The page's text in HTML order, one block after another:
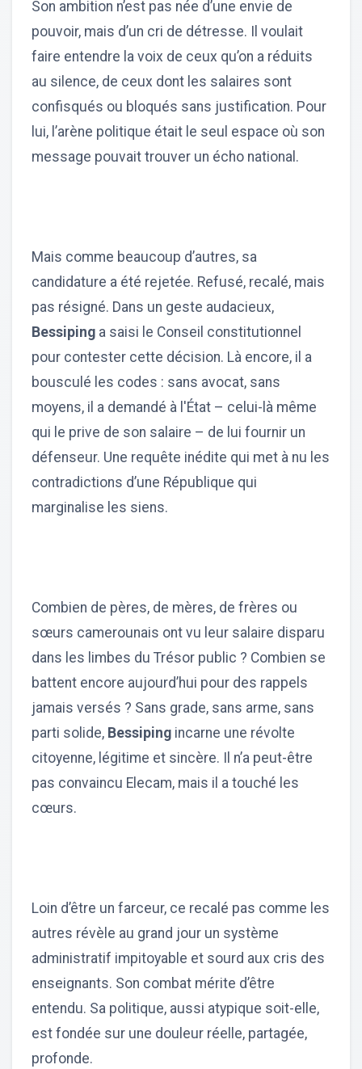
Son ambition n’est pas née d’une envie de
pouvoir, mais d’un cri de détresse. Il voulait
faire entendre la voix de ceux qu’on a réduits
au silence, de ceux dont les salaires sont
confisqués ou bloqués sans justification. Pour
lui, l’arène politique était le seul espace où son
message pouvait trouver un écho national.
Mais comme beaucoup d’autres, sa
candidature a été rejetée. Refusé, recalé, mais
pas résigné. Dans un geste audacieux,
Bessiping a saisi le Conseil constitutionnel
pour contester cette décision. Là encore, il a
bousculé les codes : sans avocat, sans
moyens, il a demandé à l'État – celui-là même
qui le prive de son salaire – de lui fournir un
défenseur. Une requête inédite qui met à nu les
contradictions d’une République qui
marginalise les siens.
Combien de pères, de mères, de frères ou
sœurs camerounais ont vu leur salaire disparu
dans les limbes du Trésor public ? Combien se
battent encore aujourd’hui pour des rappels
jamais versés ? Sans grade, sans arme, sans
parti solide, Bessiping incarne une révolte
citoyenne, légitime et sincère. Il n’a peut-être
pas convaincu Elecam, mais il a touché les
cœurs.
Loin d’être un farceur, ce recalé pas comme les
autres révèle au grand jour un système
administratif impitoyable et sourd aux cris des
enseignants. Son combat mérite d’être
entendu. Sa politique, aussi atypique soit-elle,
est fondée sur une douleur réelle, partagée,
profonde.